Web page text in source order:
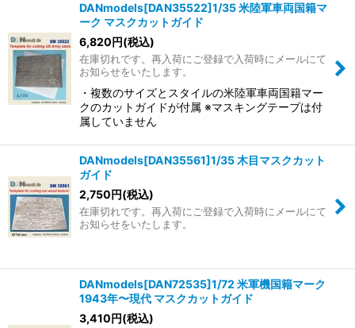
DANmodels[DAN35522]1/35 米陸軍車両国籍マ
ーク マスクカットガイド
6,820円(税込)
在庫切れです。再入荷にご登録で入荷時にメールにて
お知らせをいたします。
・複数のサイズとスタイルの米陸軍車両国籍マー
クのカットガイドが付属 ※マスキングテープは付
属していません
DANmodels[DAN35561]1/35 木目マスクカット
ガイド
2,750円(税込)
在庫切れです。再入荷にご登録で入荷時にメールにて
お知らせをいたします。
DANmodels[DAN72535]1/72 米軍機国籍マーク
1943年〜現代 マスクカットガイド
3,410円(税込)